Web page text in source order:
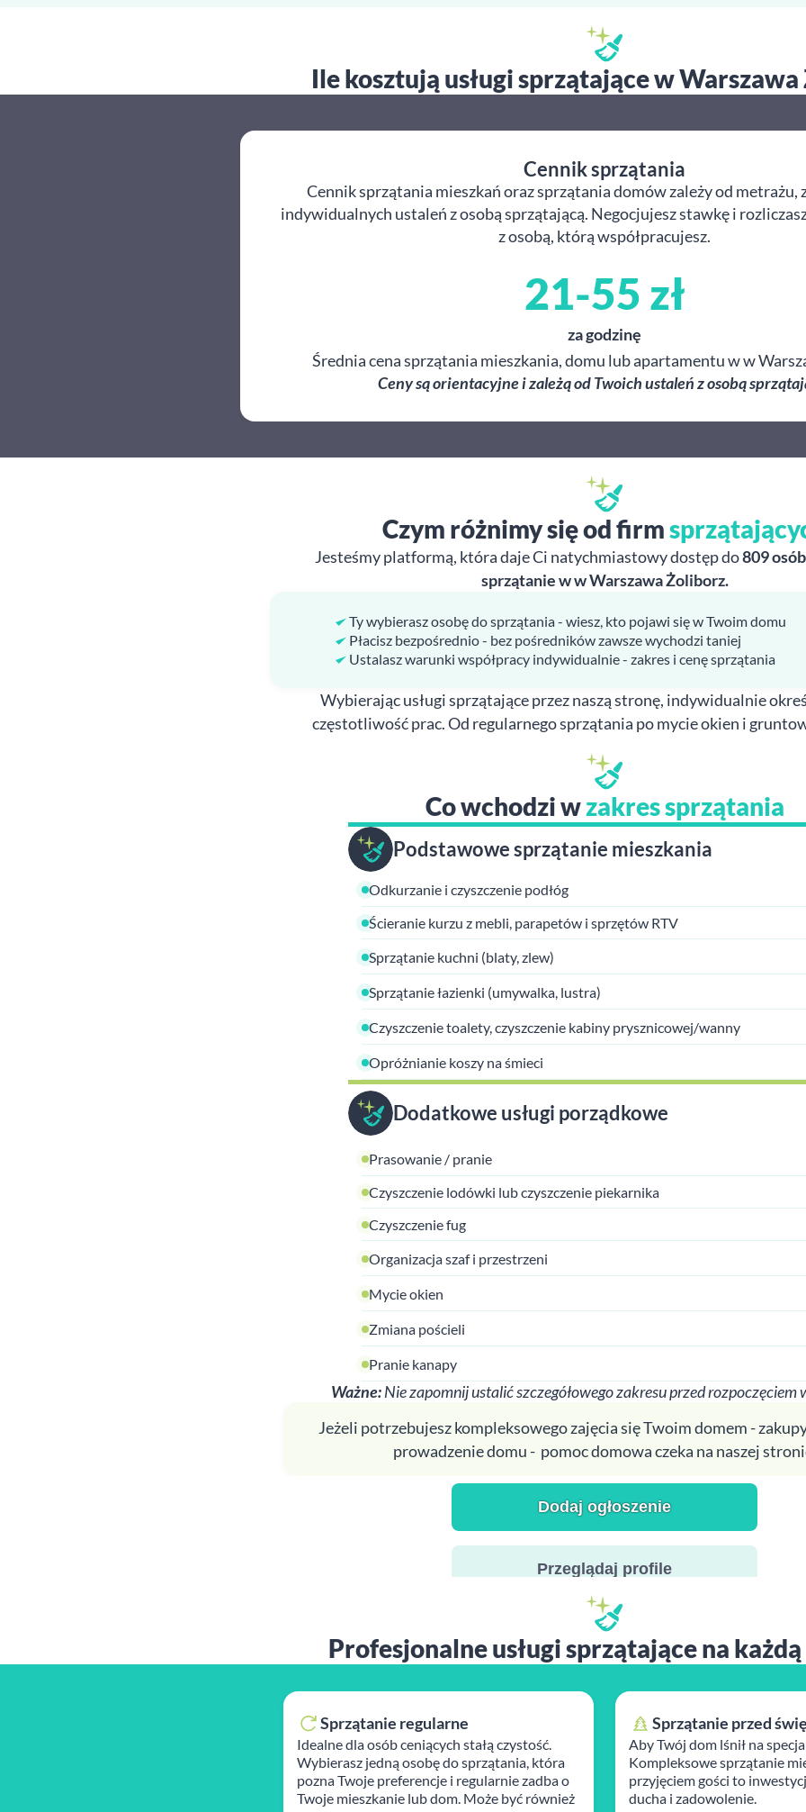
Ile kosztują usługi sprzątające w
Cennik sprzątania
Cennik sprzątania mieszkań oraz sprzątania domów zależy od metrażu,
indywidualnych ustaleń z osobą sprzątającą. Negocjujesz stawkę i
z osobą, którą współpracujesz.
21-55 zł
za godzinę
Średnia cena sprzątania mieszkania, domu lub apartamentu w w
Ceny są orientacyjne i zależą od Twoich ustaleń z osobą
Czym różnimy się od firm
Jesteśmy platformą, która daje Ci natychmiastowy dostęp do809
sprzątanie w w Warszawa Żoliborz.
Ty wybierasz osobę do sprzątania - wiesz, kto pojawi się w Twoim domu
Płacisz bezpośrednio - bez pośredników zawsze wychodzi taniej
Ustalasz warunki współpracy indywidualnie - zakres i cenę sprzątania
Wybierając usługi sprzątające przez naszą stronę, indywidualnie
częstotliwość prac. Od regularnego sprzątania po mycie okien i
Co wchodzi wzakres sprzątania
Podstawowe sprzątanie mieszkania
Odkurzanie i czyszczenie podłóg
Ścieranie kurzu z mebli, parapetów i sprzętów RTV
Sprzątanie kuchni (blaty, zlew)
Sprzątanie łazienki (umywalka, lustra)
Czyszczenie toalety, czyszczenie kabiny prysznicowej/wanny
Opróżnianie koszy na śmieci
Dodatkowe usługi porządkowe
Prasowanie / pranie
Czyszczenie lodówki lub czyszczenie piekarnika
Czyszczenie fug
Organizacja szaf i przestrzeni
Mycie okien
Zmiana pościeli
Pranie kanapy
Ważne:Nie zapomnij ustalić szczegółowego zakresu przed rozpoczęciem
Jeżeli potrzebujesz kompleksowego zajęcia się Twoim domem -
prowadzenie domu - pomoc domowa czeka na naszej
Dodaj ogłoszenie
Przeglądaj profile
Profesjonalne usługi sprzątające na
Sprzątanie regularne
Idealne dla osób ceniących stałą czystość.
Wybierasz jedną osobę do sprzątania, która
pozna Twoje preferencje i regularnie zadba o
Twoje mieszkanie lub dom. Może być również
Sprzątanie przed
Aby Twój dom lśnił na
Kompleksowe sprzątanie
przyjęciem gości to
ducha i zadowolenie.